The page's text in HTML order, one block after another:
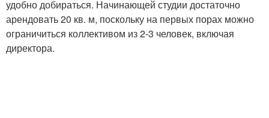
удобно добираться. Начинающей студии достаточно
арендовать 20 кв. м, поскольку на первых порах можно
ограничиться коллективом из 2-3 человек, включая
директора.